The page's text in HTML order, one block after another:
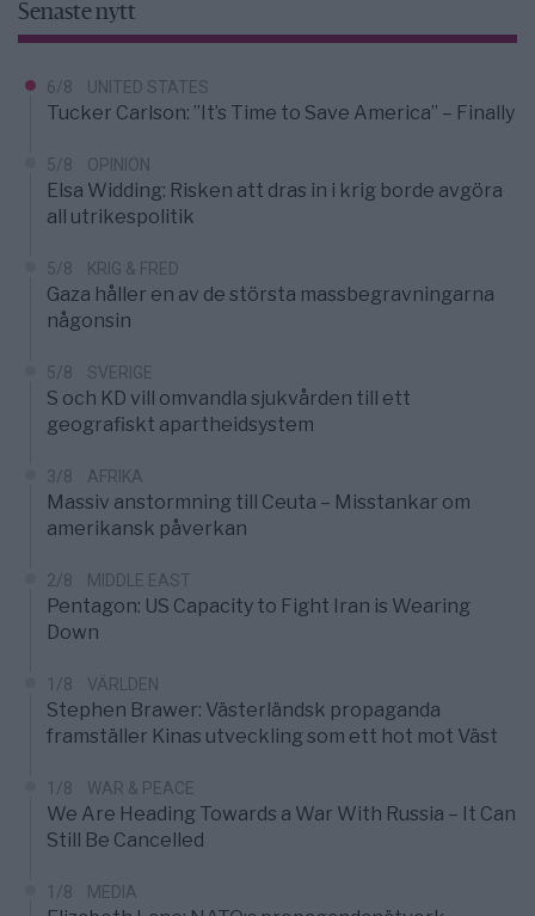
Senaste nytt
6/8 UNITED STATES
Tucker Carlson: ”It’s Time to Save America” – Finally
5/8 OPINION
Elsa Widding: Risken att dras in i krig borde avgöra
all utrikespolitik
5/8 KRIG & FRED
Gaza håller en av de största massbegravningarna
någonsin
5/8 SVERIGE
S och KD vill omvandla sjukvården till ett
geografiskt apartheidsystem
3/8 AFRIKA
Massiv anstormning till Ceuta – Misstankar om
amerikansk påverkan
2/8 MIDDLE EAST
Pentagon: US Capacity to Fight Iran is Wearing
Down
1/8 VÄRLDEN
Stephen Brawer: Västerländsk propaganda
framställer Kinas utveckling som ett hot mot Väst
1/8 WAR & PEACE
We Are Heading Towards a War With Russia – It Can
Still Be Cancelled
1/8 MEDIA